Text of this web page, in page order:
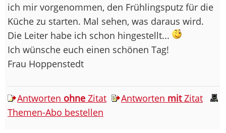
ich mir vorgenommen, den Frühlingsputz für die
Küche zu starten. Mal sehen, was daraus wird.
Die Leiter habe ich schon hingestellt...
Ich wünsche euch einen schönen Tag!
Frau Hoppenstedt
Antworten ohne Zitat Antworten mitZitat
Themen-Abo bestellen